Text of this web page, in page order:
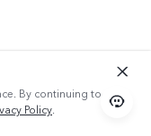
By continuing to use
Policy.